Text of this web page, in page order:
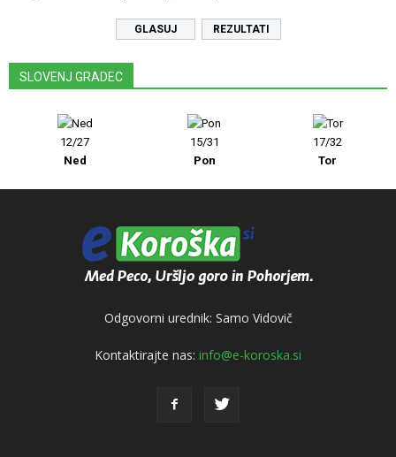
REZULTATI
SLOVENJ GRADEC
12/27
Ned
15/31
Pon
17/32
Tor
Odgovorni urednik: Samo Vidovič
Kontaktirajte nas: info@e-koroska.si